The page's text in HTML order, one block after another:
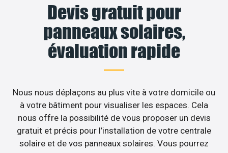
Devis gratuit pour
panneaux solaires,
évaluation rapide
Nous nous déplaçons au plus vite à votre domicile ou
à votre bâtiment pour visualiser les espaces. Cela
nous offre la possibilité de vous proposer un devis
gratuit et précis pour l’installation de votre centrale
solaire et de vos panneaux solaires. Vous pourrez